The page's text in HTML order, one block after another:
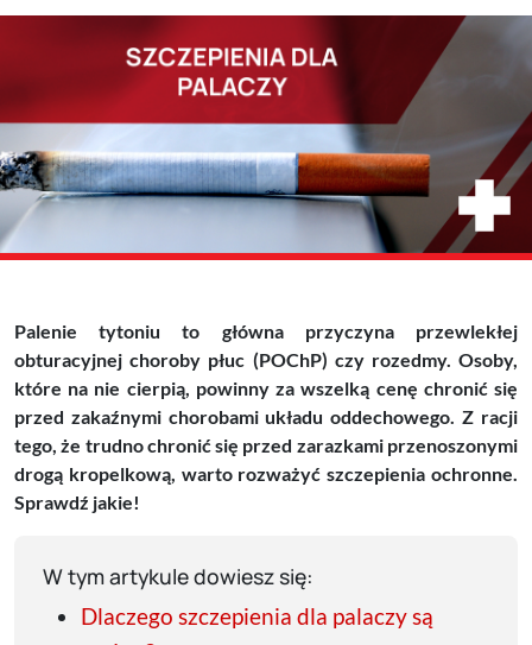
Palenie tytoniu to główna przyczyna przewlekłej
obturacyjnej choroby płuc (POChP) czy rozedmy. Osoby,
które na nie cierpią, powinny za wszelką cenę chronić się
przed zakaźnymi chorobami układu oddechowego. Z racji
tego, że trudno chronić się przed zarazkami przenoszonymi
drogą kropelkową, warto rozważyć szczepienia ochronne.
Sprawdź jakie!
W tym artykule dowiesz się:
Dlaczego szczepienia dla palaczy są